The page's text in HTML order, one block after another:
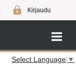
Kirjaudu
Select Language ▼